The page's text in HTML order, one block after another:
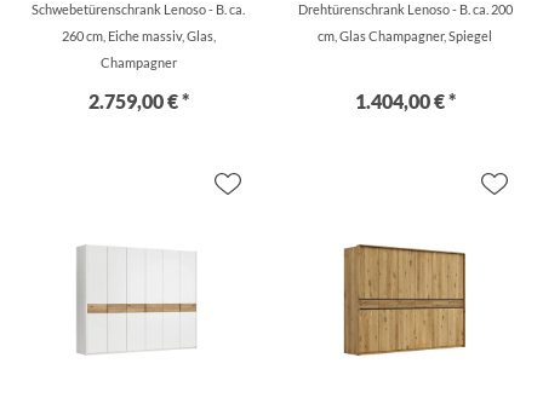
Schwebetürenschrank Lenoso - B. ca.
260 cm, Eiche massiv, Glas,
Champagner
2.759,00 € *
Drehtürenschrank Lenoso - B. ca. 200
cm, Glas Champagner, Spiegel
1.404,00 € *